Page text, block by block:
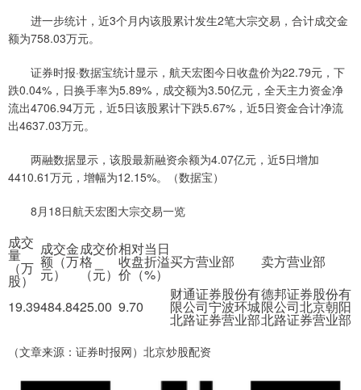
进一步统计，近3个月内该股累计发生2笔大宗交易，合计成交金
额为758.03万元。
证券时报·数据宝统计显示，航天宏图今日收盘价为22.79元，下
跌0.04%，日换手率为5.89%，成交额为3.50亿元，全天主力资金净
流出4706.94万元，近5日该股累计下跌5.67%，近5日资金合计净流
出4637.03万元。
两融数据显示，该股最新融资余额为4.07亿元，近5日增加
4410.61万元，增幅为12.15%。（数据宝）
8月18日航天宏图大宗交易一览
成交
量
（万
股）
成交金
额（万
元）
成交价
格
（元）
相对当日
收盘折溢
价（%）
买方营业部 卖方营业部
19.39484.8425.00 9.70
财通证券股份有
限公司宁波环城
北路证券营业部
德邦证券股份有
限公司北京朝阳
北路证券营业部
（文章来源：证券时报网）北京炒股配资